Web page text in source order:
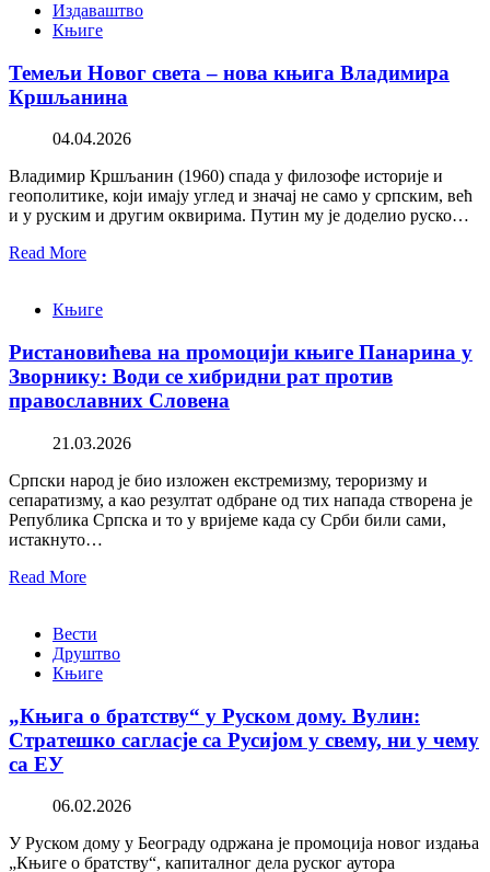
Издаваштво
Књиге
Темељи Новог света – нова књига Владимира
Кршљанина
04.04.2026
Владимир Кршљанин (1960) спада у филозофе историје и
геополитике, који имају углед и значај не само у српским, већ
и у руским и другим оквирима. Путин му је доделио руско…
Read More
Књиге
Ристановићева на промоцији књиге Панарина у
Зворнику: Води се хибридни рат против
православних Словена
21.03.2026
Српски народ је био изложен екстремизму, тероризму и
сепаратизму, а као резултат одбране од тих напада створена је
Република Српска и то у вријеме када су Срби били сами,
истакнуто…
Read More
Вести
Друштво
Књиге
„Књига о братству“ у Руском дому. Вулин:
Стратешко сагласје са Русијом у свему, ни у чему
са ЕУ
06.02.2026
У Руском дому у Београду одржана је промоција новог издања
„Књиге о братству“, капиталног дела руског аутора